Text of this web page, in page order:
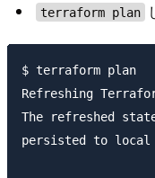
terraform plan
$ terraform plan
Refreshing
The refreshed
persisted to local